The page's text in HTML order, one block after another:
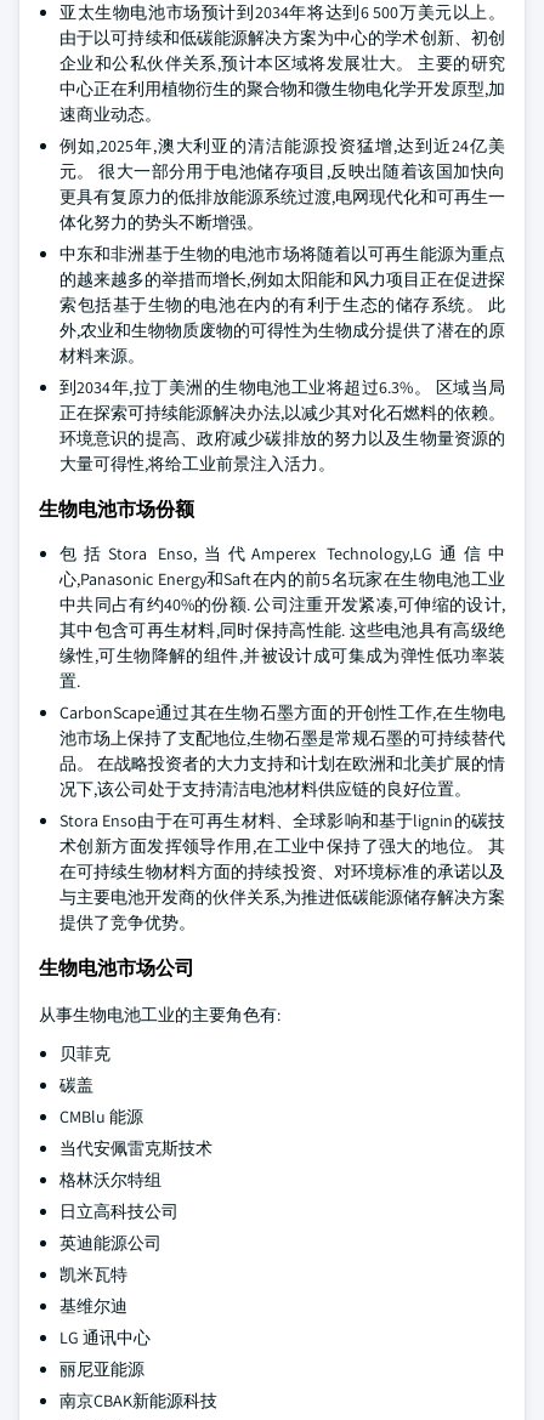
亚太生物电池市场预计到2034年将达到6 500万美元以上。
由于以可持续和低碳能源解决方案为中心的学术创新、初创
企业和公私伙伴关系,预计本区域将发展壮大。 主要的研究
中心正在利用植物衍生的聚合物和微生物电化学开发原型,加
速商业动态。
例如,2025年,澳大利亚的清洁能源投资猛增,达到近24亿美
元。 很大一部分用于电池储存项目,反映出随着该国加快向
更具有复原力的低排放能源系统过渡,电网现代化和可再生一
体化努力的势头不断增强。
中东和非洲基于生物的电池市场将随着以可再生能源为重点
的越来越多的举措而增长,例如太阳能和风力项目正在促进探
索包括基于生物的电池在内的有利于生态的储存系统。 此
外,农业和生物物质废物的可得性为生物成分提供了潜在的原
材料来源。
到2034年,拉丁美洲的生物电池工业将超过6.3%。 区域当局
正在探索可持续能源解决办法,以减少其对化石燃料的依赖。
环境意识的提高、政府减少碳排放的努力以及生物量资源的
大量可得性,将给工业前景注入活力。
生物电池市场份额
包括Stora Enso,当代Amperex Technology,LG通信中
心,Panasonic Energy和Saft在内的前5名玩家在生物电池工业
中共同占有约40%的份额. 公司注重开发紧凑,可伸缩的设计,
其中包含可再生材料,同时保持高性能. 这些电池具有高级绝
缘性,可生物降解的组件,并被设计成可集成为弹性低功率装
置.
CarbonScape通过其在生物石墨方面的开创性工作,在生物电
池市场上保持了支配地位,生物石墨是常规石墨的可持续替代
品。 在战略投资者的大力支持和计划在欧洲和北美扩展的情
况下,该公司处于支持清洁电池材料供应链的良好位置。
Stora Enso由于在可再生材料、全球影响和基于lignin的碳技
术创新方面发挥领导作用,在工业中保持了强大的地位。 其
在可持续生物材料方面的持续投资、对环境标准的承诺以及
与主要电池开发商的伙伴关系,为推进低碳能源储存解决方案
提供了竞争优势。
生物电池市场公司
从事生物电池工业的主要角色有:
贝菲克
碳盖
CMBlu 能源
当代安佩雷克斯技术
格林沃尔特组
日立高科技公司
英迪能源公司
凯米瓦特
基维尔迪
LG 通讯中心
丽尼亚能源
南京CBAK新能源科技